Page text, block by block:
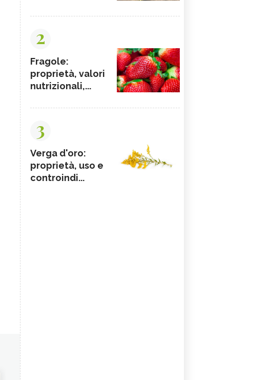
2
Fragole:
proprietà, valori
nutrizionali,...
3
Verga d'oro:
proprietà, uso e
controindi...